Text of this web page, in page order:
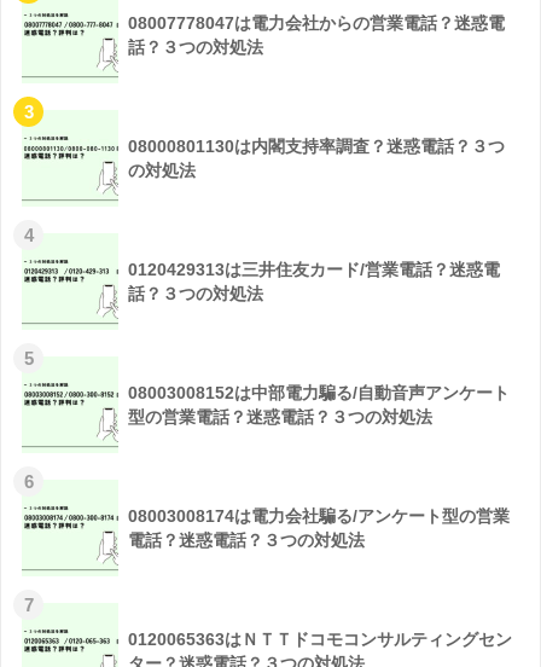
08007778047は電力会社からの営業電話？迷惑電
話？３つの対処法
3
08000801130は内閣支持率調査？迷惑電話？３つ
の対処法
4
0120429313は三井住友カード/営業電話？迷惑電
話？３つの対処法
5
08003008152は中部電力騙る/自動音声アンケート
型の営業電話？迷惑電話？３つの対処法
6
08003008174は電力会社騙る/アンケート型の営業
電話？迷惑電話？３つの対処法
7
0120065363はＮＴＴドコモコンサルティングセン
ター？迷惑電話？３つの対処法